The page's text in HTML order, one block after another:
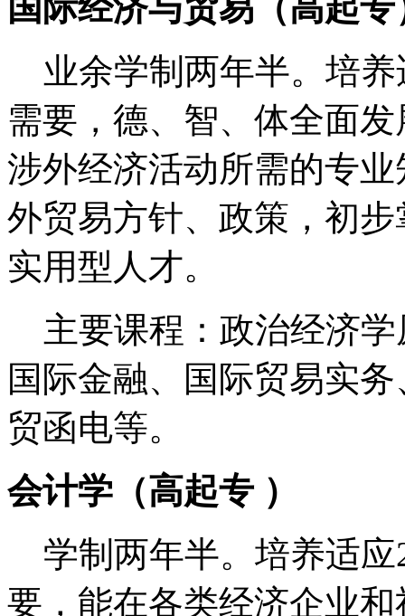
业余学制两年半。培养
需要，德、智、体全面
涉外经济活动所需的专
外贸易方针、政策，初
实用型人才。
主要课程：政治经济学
国际金融、国际贸易实
贸函电等。
会计学（高起专 ）
学制两年半。培养适应
要，能在各类经济企业